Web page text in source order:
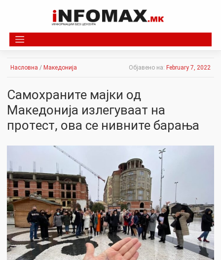
Насловна / Македонија Објавено на: February 7, 2022
Самохраните мајки од
Македонија излегуваат на
протeст, ова се нивните барања